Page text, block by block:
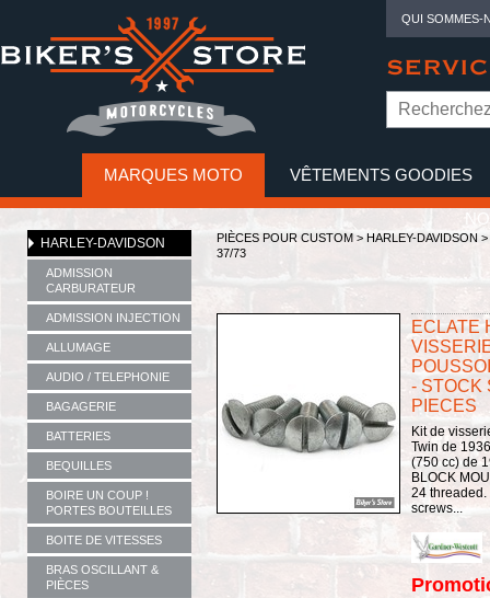
QUI SOMMES-
MARQUES MOTO VÊTEMENTS GOODIES
HARLEY-DAVIDSON
ADMISSION
CARBURATEUR
ADMISSION INJECTION
ALLUMAGE
AUDIO / TELEPHONIE
BAGAGERIE
BATTERIES
BEQUILLES
BOIRE UN COUP !
PORTES BOUTEILLES
BOITE DE VITESSES
BRAS OSCILLANT &
PIÈCES
PIÈCES POUR CUSTOM > HARLEY-DAVIDSON >
37/73
ECLATE
- STOCK
PIECES
Kit de
Twin de
(750 cc) de
BLOCK
24 threaded.
screws...